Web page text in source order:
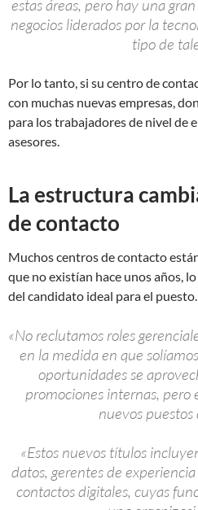
estas áreas, pero hay una
negocios liderados por la
tipo de
Por lo tanto, si su centro de
con muchas nuevas empresas,
para los trabajadores de nivel de
asesores.
La estructura
de contacto
Muchos centros de contacto
que no existían hace unos años,
del candidato ideal para el puesto.
«No reclutamos roles
en la medida en que
oportunidades se
promociones internas, pero
nuevos puestos
«Estos nuevos títulos
datos, gerentes de
contactos digitales, cuyas